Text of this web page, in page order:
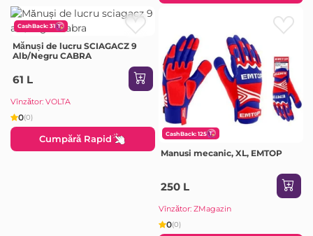
CashBack: 31
Mănuși de lucru SCIAGACZ 9
Alb/Negru CABRA
61 L
Vînzător: VOLTA
0(0)
Cumpără Rapid CashBack: 125
Manusi mecanic, XL, EMTOP
250 L
Vînzător: ZMagazin
0(0)